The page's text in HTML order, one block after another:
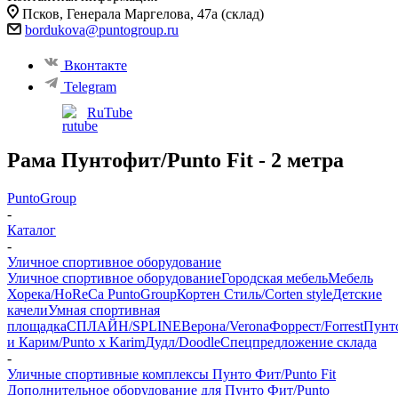
Псков, ​Генерала Маргелова, 47а (склад)
bordukova@puntogroup.ru
Вконтакте
Telegram
RuTube
Рама Пунтофит/Punto Fit - 2 метра
PuntoGroup
-
Каталог
-
Уличное спортивное оборудование
Уличное спортивное оборудованиеГородская мебельМебель
Хорека/HoReCa PuntoGroupКортен Стиль/Corten styleДетские
качелиУмная спортивная
площадкаСПЛАЙН/SPLINEВерона/VeronaФоррест/Forrest
и Карим/Punto x KarimДудл/DoodleСпецпредложение склада
-
Уличные спортивные комплексы Пунто Фит/Punto Fit
Дополнительное оборудование для Пунто Фит/Punto